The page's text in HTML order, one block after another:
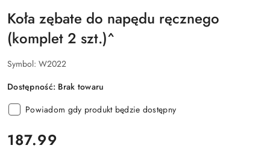
Koła zębate do napędu ręcznego
(komplet 2 szt.)^
Symbol: W2022
Dostępność: Brak towaru
Powiadom gdy produkt będzie dostępny
cena:
187.99